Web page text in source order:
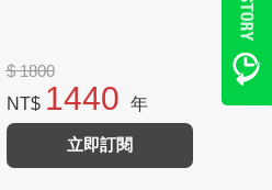
$ 1800
NT$ 1440 年
立即訂閱